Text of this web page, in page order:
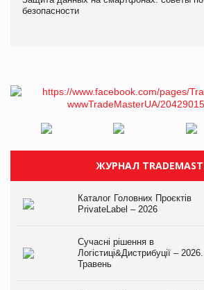
безопасности
ЖУРНАЛ
Каталог Головних Проєктів
PrivateLabel – 2026
Сучасні рішення в
Логістиці&Дистрибуції – 2026.
Травень